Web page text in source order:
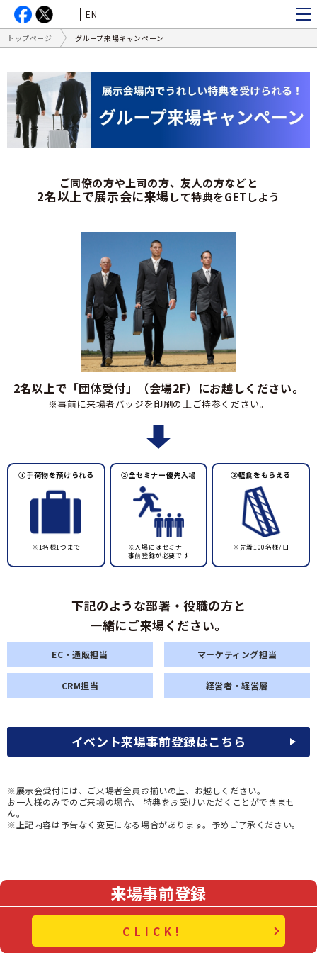
EN
トップページ グループ来場キャンペーン
ご同僚の方や上司の方、友人の方などと
2名以上で展示会に来場して特典をGETしよう
2名以上で「団体受付」（会場2F）にお越しください。
※事前に来場者バッジを印刷の上ご持参ください。
①手荷物を預けられる
※1名様1つまで
②全セミナー優先入場
※入場にはセミナー
事前登録が必要です
③軽食をもらえる
※先着100名様/日
下記のような部署・役職の方と
一緒にご来場ください。
EC・通販担当 マーケティング担当
CRM担当 経営者・経営層
イベント来場事前登録はこちら
※展示会受付には、ご来場者全員お揃いの上、お越しください。
お一人様のみでのご来場の場合、 特典をお受けいただくことができませ
ん。
※上記内容は予告なく変更になる場合があります。予めご了承ください。
来場事前登録
CLICK!